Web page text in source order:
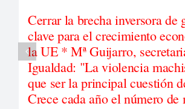
Cerrar la brecha inversora de
clave para el crecimiento
la UE * Mª Guijarro,
Igualdad: "La violencia
que ser la principal cuestión
Crece cada año el número de